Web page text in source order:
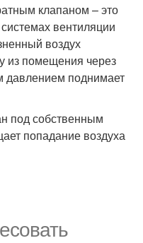
клапаном – это
вентиляции
воздух
из помещения через
давлением поднимает
под собственным
попадание воздуха